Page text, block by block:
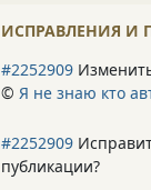
ИСПРАВЛЕНИЯ И
#2252909
© Я не знаю кто
#2252909
публикации?